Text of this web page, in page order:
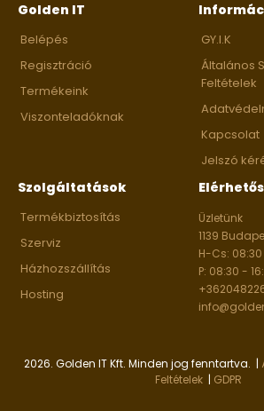
Golden IT
Belépés
Regisztráció
Termékeink
Viszonteladóknak
GY.I.K
Általános
Feltételek
Kapcsolat
Jelszó
Szolgáltatások
Termékbiztosítás
Szerviz
Házhozszállítás
Hosting
Üzletünk
1139
H-Cs: 08:30
P: 08:30 -
2026. Golden IT Kft. Minden jog fenntartva. |
Feltételek | GDPR